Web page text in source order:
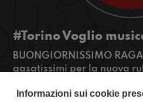
#Torino Voglio
BUONGIORNISSIMO
gasatissimi per la nuova
anche beccarvi una
Informazioni sui cookie